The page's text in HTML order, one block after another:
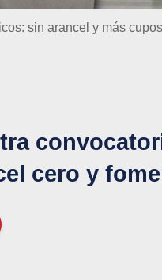
sin arancel y más
cero y